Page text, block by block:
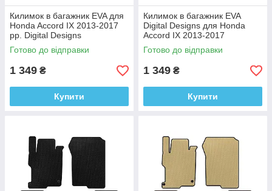
Килимок в багажник EVA для
Honda Accord IX 2013-2017
рр. Digital Designs
Етилвінілацетат
Готово до відправки
1 349 ₴
Купити
Килимок в багажник EVA
Digital Designs для Honda
Accord IX 2013-2017
Этилвинилацетат
Готово до відправки
1 349 ₴
Купити